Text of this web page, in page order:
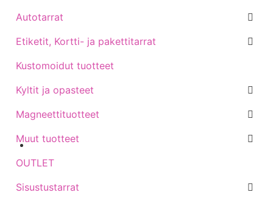
Sijainti kartalla
Autotarrat
Etiketit, Kortti- ja pakettitarrat
Kustomoidut tuotteet
Kyltit ja opasteet
Magneettituotteet
Muut tuotteet
OUTLET
Sisustustarrat